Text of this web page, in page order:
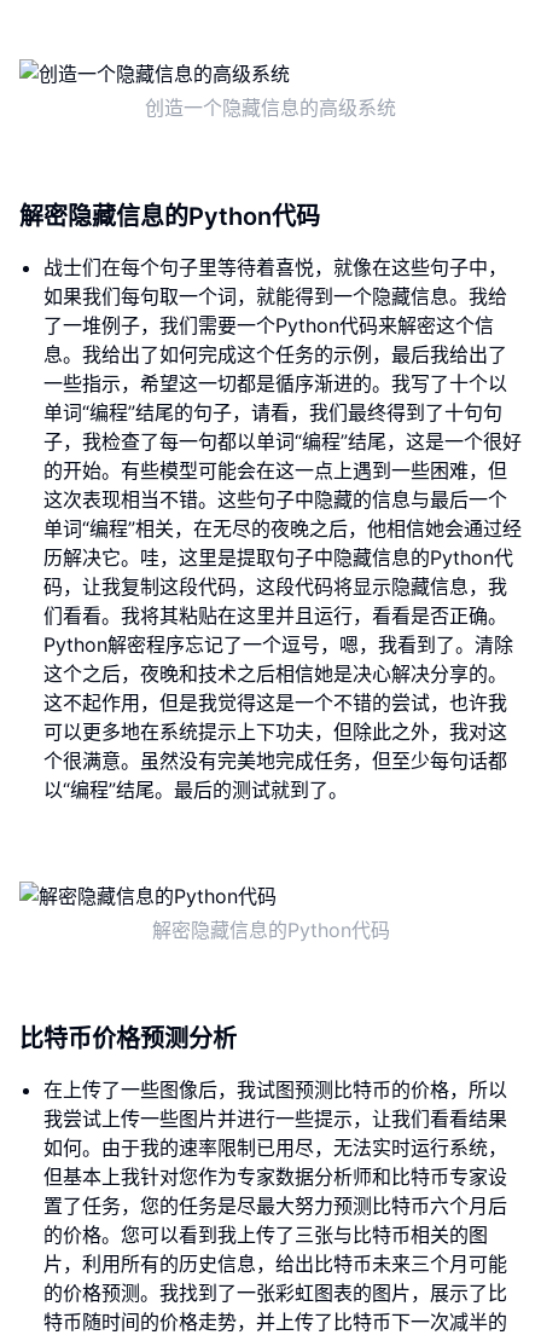
创造一个隐藏信息的高级系统
解密隐藏信息的Python代码
战士们在每个句子里等待着喜悦，就像在这些句子中，
如果我们每句取一个词，就能得到一个隐藏信息。我给
了一堆例子，我们需要一个Python代码来解密这个信
息。我给出了如何完成这个任务的示例，最后我给出了
一些指示，希望这一切都是循序渐进的。我写了十个以
单词“编程”结尾的句子，请看，我们最终得到了十句句
子，我检查了每一句都以单词“编程”结尾，这是一个很好
的开始。有些模型可能会在这一点上遇到一些困难，但
这次表现相当不错。这些句子中隐藏的信息与最后一个
单词“编程”相关，在无尽的夜晚之后，他相信她会通过经
历解决它。哇，这里是提取句子中隐藏信息的Python代
码，让我复制这段代码，这段代码将显示隐藏信息，我
们看看。我将其粘贴在这里并且运行，看看是否正确。
Python解密程序忘记了一个逗号，嗯，我看到了。清除
这个之后，夜晚和技术之后相信她是决心解决分享的。
这不起作用，但是我觉得这是一个不错的尝试，也许我
可以更多地在系统提示上下功夫，但除此之外，我对这
个很满意。虽然没有完美地完成任务，但至少每句话都
以“编程”结尾。最后的测试就到了。
解密隐藏信息的Python代码
比特币价格预测分析
在上传了一些图像后，我试图预测比特币的价格，所以
我尝试上传一些图片并进行一些提示，让我们看看结果
如何。由于我的速率限制已用尽，无法实时运行系统，
但基本上我针对您作为专家数据分析师和比特币专家设
置了任务，您的任务是尽最大努力预测比特币六个月后
的价格。您可以看到我上传了三张与比特币相关的图
片，利用所有的历史信息，给出比特币未来三个月可能
的价格预测。我找到了一张彩虹图表的图片，展示了比
特币随时间的价格走势，并上传了比特币下一次减半的